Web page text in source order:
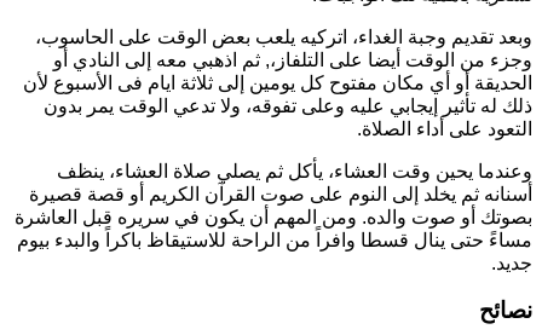
وبعد تقديم وجبة الغداء، اتركيه يلعب بعض الوقت على الحاسوب،
وجزء من الوقت أيضا على التلفاز،, ثم اذهبي معه إلى النادي أو
الحديقة أو أي مكان مفتوح كل يومين إلى ثلاثة ايام فى الأسبوع لأن
ذلك له تأثير إيجابي عليه وعلى تفوقه، ولا تدعي الوقت يمر بدون
التعود على أداء الصلاة.
وعندما يحين وقت العشاء، يأكل ثم يصلي صلاة العشاء، ينظف
أسنانه ثم يخلد إلى النوم على صوت القرآن الكريم أو قصة قصيرة
بصوتك أو صوت والده. ومن المهم أن يكون في سريره قبل العاشرة
مساءً حتى ينال قسطا وافراً من الراحة للاستيقاظ باكراً والبدء بيوم
جديد.
نصائح